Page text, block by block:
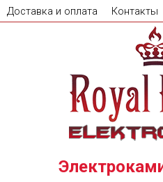
Доставка и оплата Контакты